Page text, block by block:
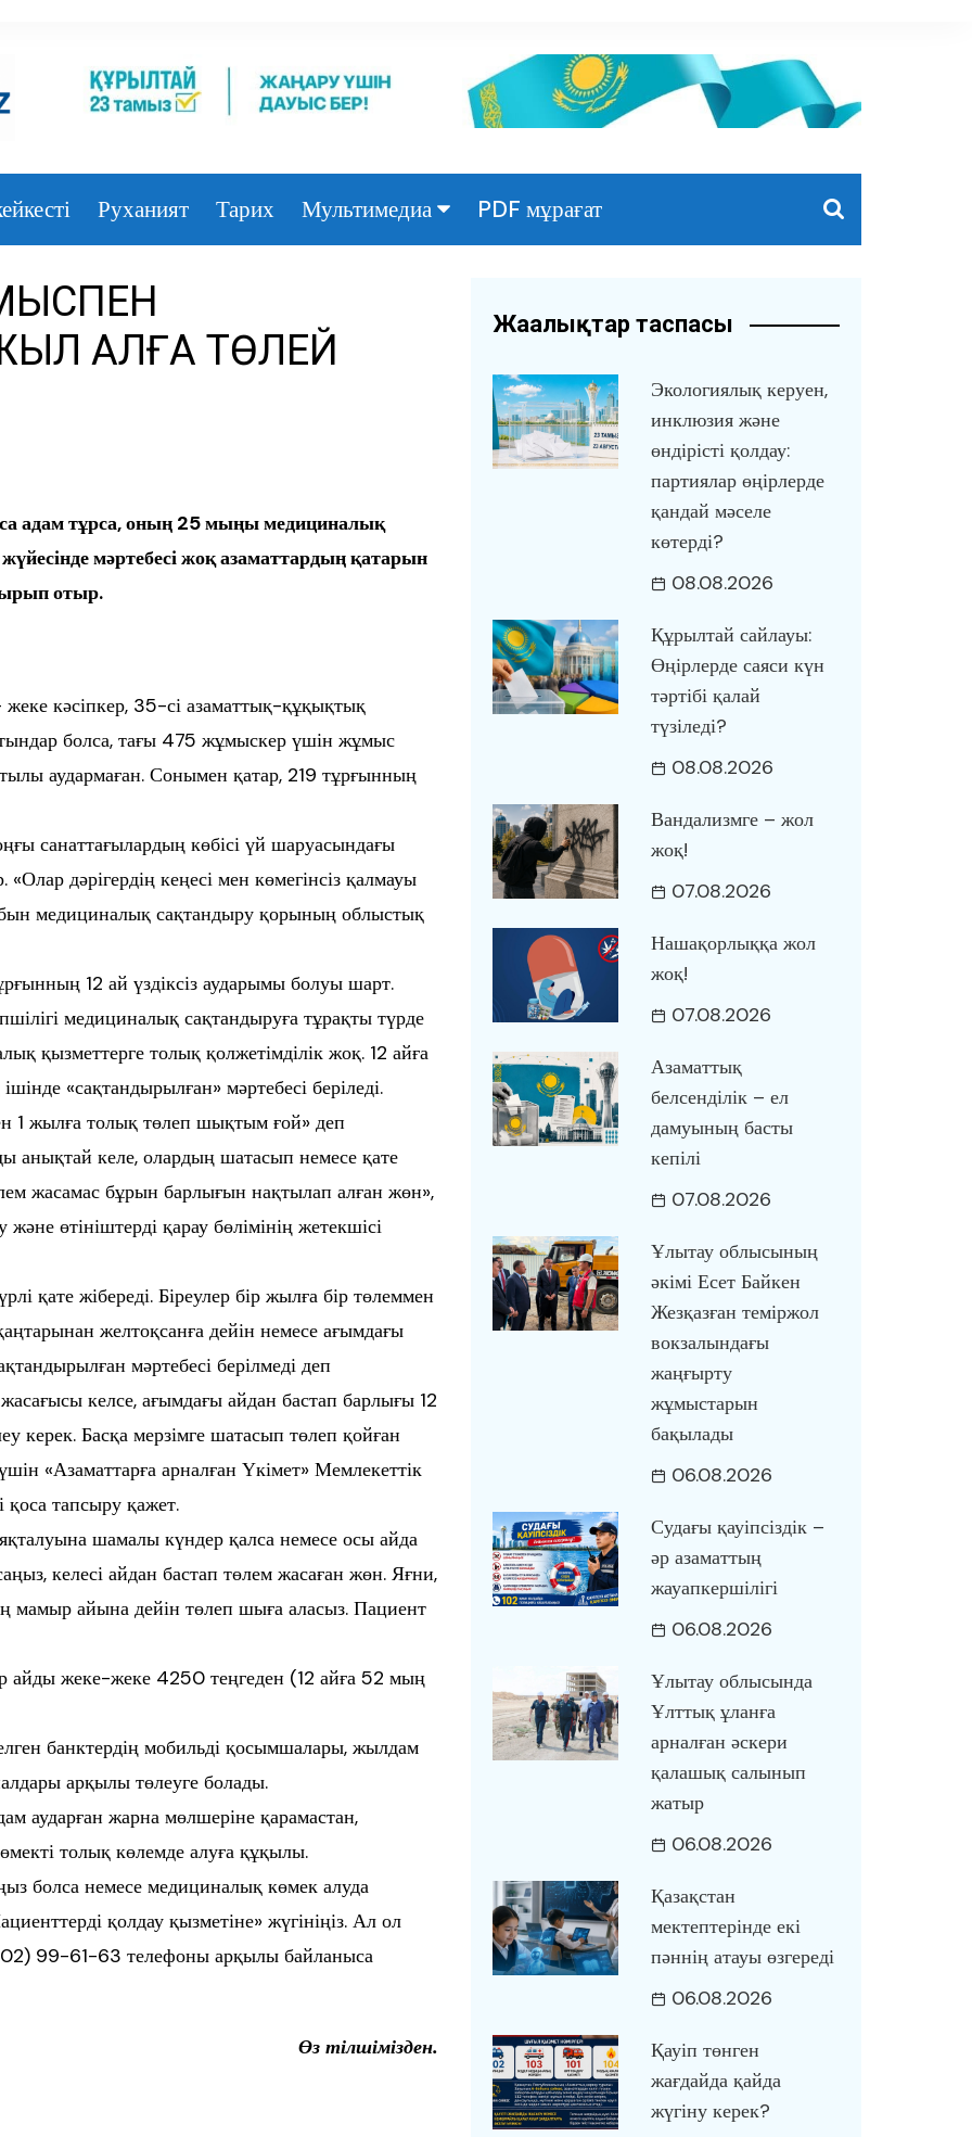
Руханият Тарих Мультимедиа PDF мұрағат
АЛҒА ТӨЛЕЙ
адам тұрса, оның 25 мыңы медициналық
мәртебесі жоқ азаматтардың қатарын
отыр.
кәсіпкер, 35-сі азаматтық-құқықтық
болса, тағы 475 жұмыскер үшін жұмыс
аудармаған. Сонымен қатар, 219 тұрғынның
санаттағылардың көбісі үй шаруасындағы
дәрігердің кеңесі мен көмегінсіз қалмауы
медициналық сақтандыру қорының облыстық
12 ай үздіксіз аударымы болуы шарт.
медициналық сақтандыруға тұрақты түрде
қызметтерге толық қолжетімділік жоқ. 12 айға
«сақтандырылған» мәртебесі беріледі.
1 жылға толық төлеп шықтым ғой» деп
анықтай келе, олардың шатасып немесе қате
жасамас бұрын барлығын нақтылап алған жөн»,
өтініштерді қарау бөлімінің жетекшісі
қате жібереді. Біреулер бір жылға бір төлеммен
желтоқсанға дейін немесе ағымдағы
мәртебесі берілмеді деп
келсе, ағымдағы айдан бастап барлығы 12
керек. Басқа мерзімге шатасып төлеп қойған
«Азаматтарға арналған Үкімет» Мемлекеттік
қоса тапсыру қажет.
шамалы күндер қалса немесе осы айда
келесі айдан бастап төлем жасаған жөн. Яғни,
айына дейін төлеп шыға аласыз. Пациент
әр айды жеке-жеке 4250 теңгеден (12 айға 52 мың
банктердің мобильді қосымшалары, жылдам
арқылы төлеуге болады.
аударған жарна мөлшеріне қарамастан,
толық көлемде алуға құқылы.
болса немесе медициналық көмек алуда
қолдау қызметіне» жүгініңіз. Ал ол
99-61-63 телефоны арқылы байланыса
Өз тілшімізден.
Жаңалықтар таспасы
Экологиялық керуен,
инклюзия және
өндірісті қолдау:
партиялар өңірлерде
қандай мәселе
көтерді?
08.08.2026
Құрылтай сайлауы:
Өңірлерде саяси күн
тәртібі қалай
түзіледі?
08.08.2026
Вандализмге – жол
жоқ!
07.08.2026
Нашақорлыққа жол
жоқ!
07.08.2026
Азаматтық
белсенділік – ел
дамуының басты
кепілі
07.08.2026
Ұлытау облысының
әкімі Есет Байкен
Жезқазған теміржол
вокзалындағы
жаңғырту
жұмыстарын
бақылады
06.08.2026
Судағы қауіпсіздік –
әр азаматтың
жауапкершілігі
06.08.2026
Ұлытау облысында
Ұлттық ұланға
арналған әскери
қалашық салынып
жатыр
06.08.2026
Қазақстан
мектептерінде екі
пәннің атауы өзгереді
06.08.2026
Қауіп төнген
жағдайда қайда
жүгіну керек?